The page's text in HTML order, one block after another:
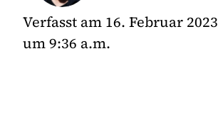
Verfasst am 16. Februar 2023
um9:36 a.m.